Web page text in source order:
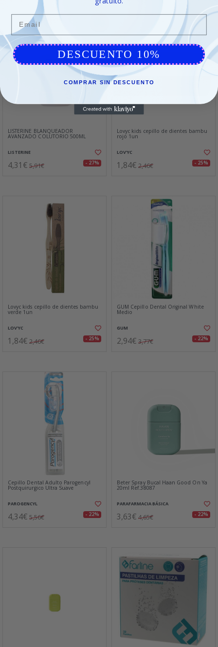
LISTERINE BLANQUEADOR
AVANZADO COLUTORIO 500ML
LISTERINE
4,31€ 5,91€ - 27%
Lovyc kids cepillo de dientes bambu
rojo 1un
LOV'YC
1,84€ 2,46€ - 25%
Lovyc kids cepillo de dientes bambu
verde 1un
LOV'YC
1,84€ 2,46€ - 25%
GUM Cepillo Dental Original White
Medio
GUM
2,94€ 3,77€ - 22%
Cepillo Dental Adulto Parogencyl
Postquirurgico Ultra Suave
PAROGENCYL
4,34€ 5,56€ - 22%
Beter Spray Bucal Haan Good On Ya
20ml Ref.38087
PARAFARMACIA BÁSICA
3,63€ 4,65€ - 22%
Email
DESCUENTO 10%
COMPRAR SIN DESCUENTO